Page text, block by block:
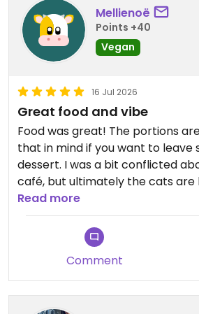
Mellienoë
Points +40
Vegan
16 Jul 2026
Great food and vibe
Food was great! The portions
that in mind if you want to leave
dessert. I was a bit conflicted
café, but ultimately the cats are
really well and the ‘rules’ are
Updated from previous review
Read more
Comment